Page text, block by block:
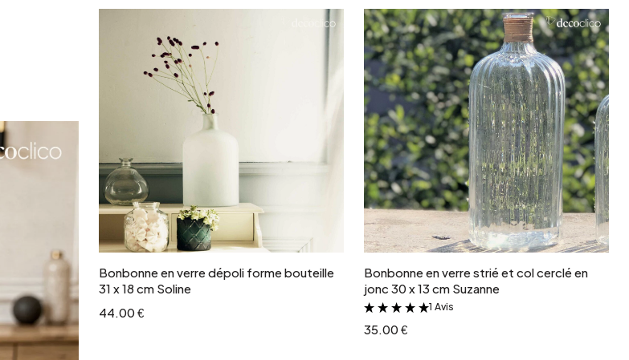
Ajouter au panier
Bonbonne en verre dépoli forme bouteille
31 x 18 cm Soline
44.00 €
Ajouter au panier
Bonbonne en verre strié et col cerclé en
jonc 30 x 13 cm Suzanne
&
1 Avis
35.00 €